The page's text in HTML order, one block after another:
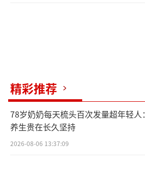
精彩推荐
78岁奶奶每天梳头百次发量超年轻人：
养生贵在长久坚持
2026-08-06 13:37:09